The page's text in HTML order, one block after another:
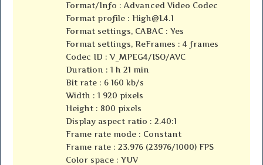
Format/Info : Advanced Video Codec
Format profile :High@L4.1
Format settings, CABAC : Yes
Format settings, ReFrames : 4 frames
Codec ID : V_MPEG4/ISO/AVC
Duration : 1 h 21 min
Bit rate : 6 160 kb/s
Width : 1 920 pixels
Height : 800 pixels
Display aspect ratio : 2.40:1
Frame rate mode : Constant
Frame rate : 23.976 (23976/1000) FPS
Color space : YUV